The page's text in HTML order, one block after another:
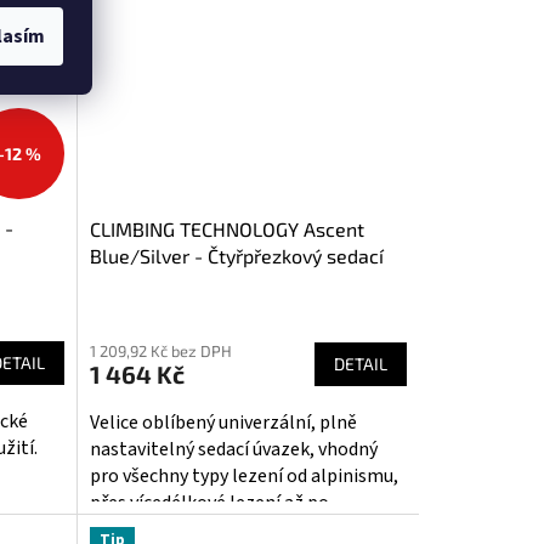
%
-
CLIMBING TECHNOLOGY Ascent
Blue/Silver - Čtyřpřezkový sedací
produktu
je
4,2
z
5
hvězdiček.
1 209,92 Kč bez DPH
1 464 Kč DETAIL
Velice oblíbený univerzální, plně
nastavitelný sedací úvazek, vhodný
pro všechny typy lezení od alpinismu,
přes vícedélkové lezení až po
sportovní lezení nebo dokonce i